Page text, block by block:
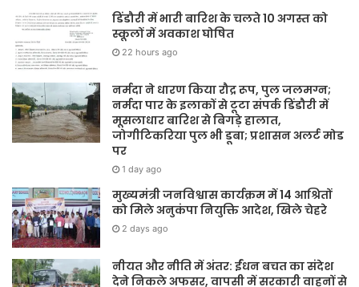
डिंडौरी में भारी बारिश के चलते 10 अगस्त को
स्कूलों में अवकाश घोषित
22 hours ago
नर्मदा ने धारण किया रौद्र रूप, पुल जलमग्न;
नर्मदा पार के इलाकों से टूटा संपर्क डिंडौरी में
मूसलाधार बारिश से बिगड़े हालात,
जोगीटिकरिया पुल भी डूबा; प्रशासन अलर्ट मोड
पर
1 day ago
मुख्यमंत्री जनविश्वास कार्यक्रम में 14 आश्रितों
को मिले अनुकंपा नियुक्ति आदेश, खिले चेहरे
2 days ago
नीयत और नीति में अंतर: ईंधन बचत का संदेश
देने निकले अफसर, वापसी में सरकारी वाहनों से